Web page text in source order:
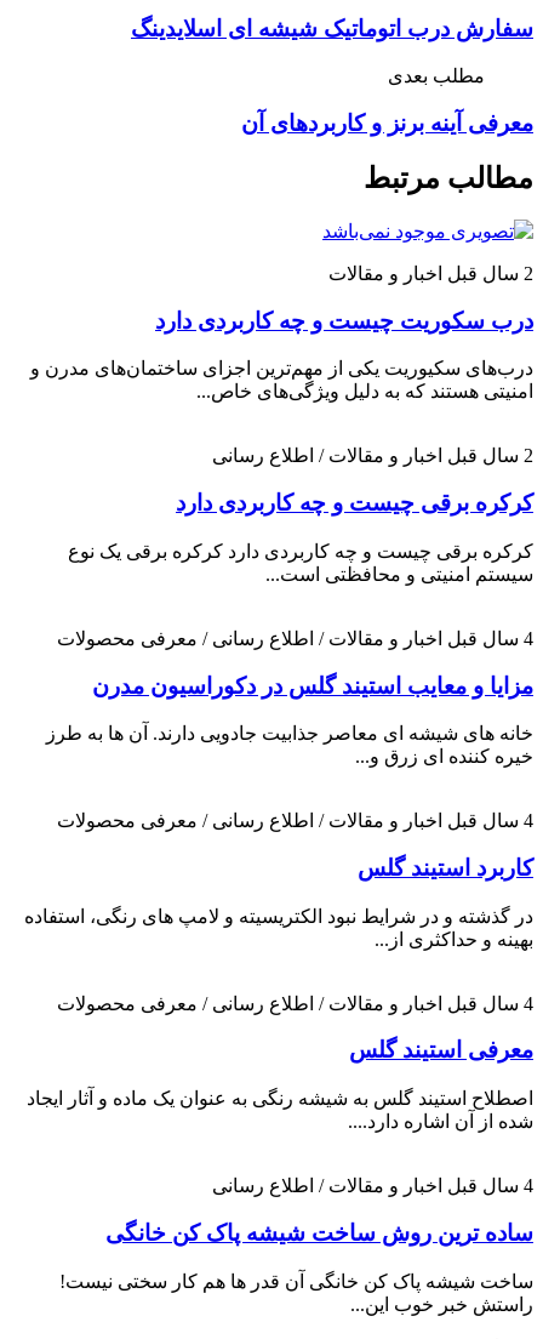
سفارش درب اتوماتیک شیشه ای اسلایدینگ
مطلب بعدی
معرفی آینه برنز و کاربردهای آن
مطالب مرتبط
2 سال قبل اخبار و مقالات
درب سکوریت چیست و چه کاربردی دارد
درب‌های سکیوریت یکی از مهم‌ترین اجزای ساختمان‌های مدرن و
امنیتی هستند که به دلیل ویژگی‌های خاص...
2 سال قبل اخبار و مقالات / اطلاع رسانی
کرکره برقی چیست و چه کاربردی دارد
کرکره برقی چیست و چه کاربردی دارد کرکره برقی یک نوع
سیستم امنیتی و محافظتی است...
4 سال قبل اخبار و مقالات / اطلاع رسانی / معرفی محصولات
مزایا و معایب استیند گلس در دکوراسیون مدرن
خانه های شیشه ای معاصر جذابیت جادویی دارند. آن ها به طرز
خیره کننده ای زرق و...
4 سال قبل اخبار و مقالات / اطلاع رسانی / معرفی محصولات
کاربرد استیند گلس
در گذشته و در شرایط نبود الکتریسیته و لامپ های رنگی، استفاده
بهینه و حداکثری از...
4 سال قبل اخبار و مقالات / اطلاع رسانی / معرفی محصولات
معرفی استیند گلس
اصطلاح استیند گلس به شیشه رنگی به عنوان یک ماده و آثار ایجاد
شده از آن اشاره دارد....
4 سال قبل اخبار و مقالات / اطلاع رسانی
ساده ترین روش ساخت شیشه پاک کن خانگی
ساخت شیشه پاک کن خانگی آن قدر ها هم کار سختی نیست!
راستش خبر خوب این...